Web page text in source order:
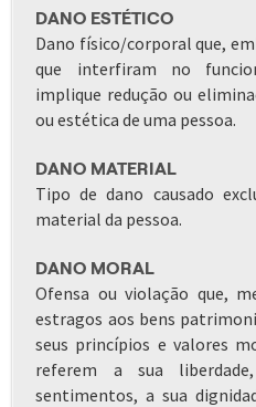
DANO ESTÉTICO
Dano físico/corporal que,
que interfiram no
implique redução ou
ou estética de uma pessoa.
DANO MATERIAL
Tipo de dano causado
material da pessoa.
DANO MORAL
Ofensa ou violação que,
estragos aos bens
seus princípios e valores
referem a sua
sentimentos, a sua